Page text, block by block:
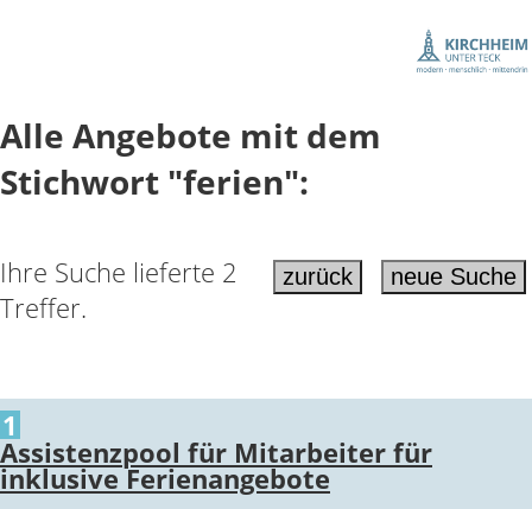
Alle Angebote mit dem
Stichwort "ferien":
Ihre Suche lieferte 2
Treffer.
1
Assistenzpool für Mitarbeiter für
inklusive Ferienangebote